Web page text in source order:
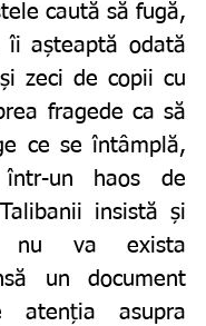
caută să fugă,
așteaptă odată
zeci de copii cu
fragede ca să
ce se întâmplă,
un haos de
insistă și
nu va exista
un document
atenția asupra